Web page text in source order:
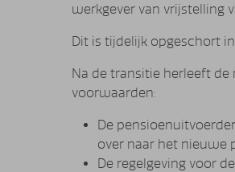
werkgever van vrijstelling
Dit is tijdelijk opgeschort
Na de transitie herleeft de
voorwaarden:
De
over naar het nieuwe
De regelgeving voor